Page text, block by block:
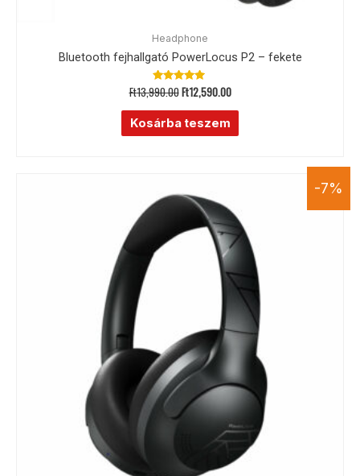
Headphone
Bluetooth fejhallgató PowerLocus P2 – fekete
Értékelés:
5.00
/ 5
Ft13,990.00Ft12,590.00
Kosárba teszem
-7%